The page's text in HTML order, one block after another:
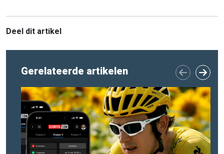
Deel dit artikel
Gerelateerde artikelen